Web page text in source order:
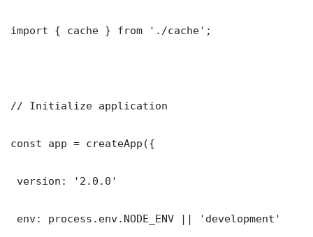
import { cache } from './cache';
// Initialize application
const app = createApp({
version: '2.0.0'
env: process.env.NODE_ENV || 'development'